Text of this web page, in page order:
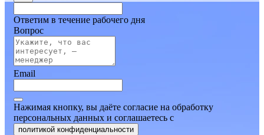
Ответим в течение рабочего дня
Вопрос
Email
Нажимая кнопку, вы даёте согласие на обработку
персональных данных и соглашаетесь c
политикой конфиденциальности